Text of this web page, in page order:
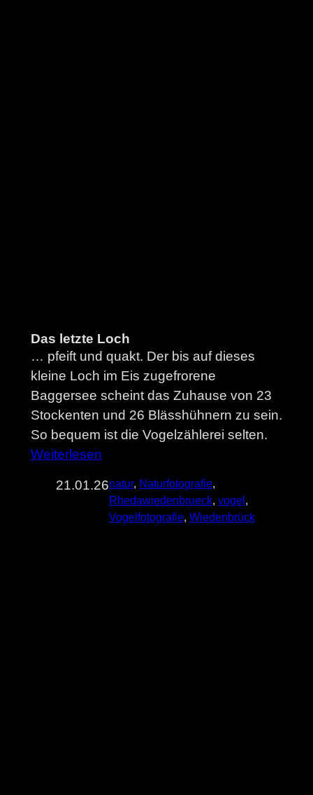
Das letzte Loch
… pfeift und quakt. Der bis auf dieses
kleine Loch im Eis zugefrorene
Baggersee scheint das Zuhause von 23
Stockenten und 26 Blässhühnern zu sein.
So bequem ist die Vogelzählerei selten.
Weiterlesen
21.01.26natur, Naturfotografie
Rhedawiedenbrueck, vogel
Vogelfotografie, Wiedenbrück